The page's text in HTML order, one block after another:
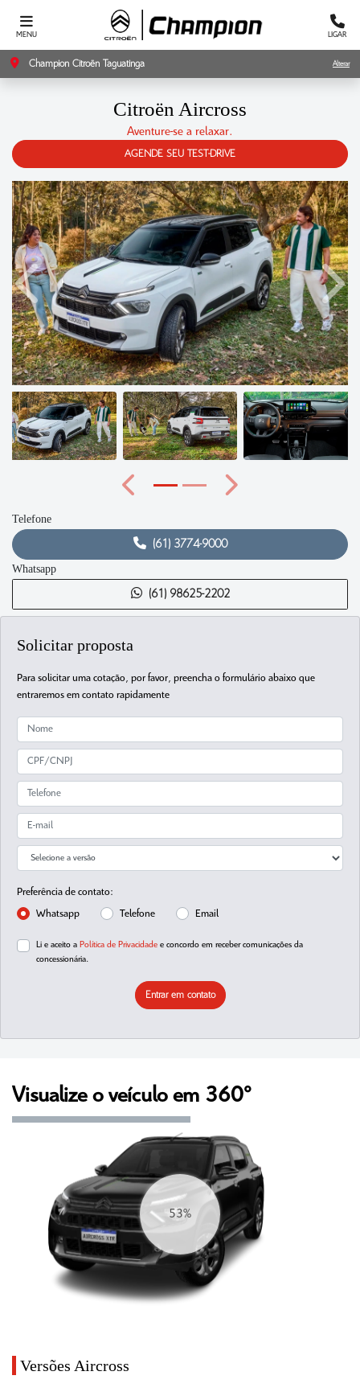
MENU LIGAR
Champion Citroën Taguatinga Alterar
Citroën Aircross
Aventure-se a relaxar.
AGENDE SEU TEST-DRIVE
Solicitar proposta
Para solicitar uma cotação, por favor, preencha o formulário abaixo que
entraremos em contato rapidamente
Preferência de contato:
Whatsapp
Telefone Email
Li e aceito a Política de Privacidade e concordo em receber comunicações da
concessionária.
Entrar em contato
Anterior
Anterior Próximo
Telefone
(61) 3774-9000
Whatsapp
(61) 98625-2202
Visualize o veículo em 360°
60%
Versões Aircross